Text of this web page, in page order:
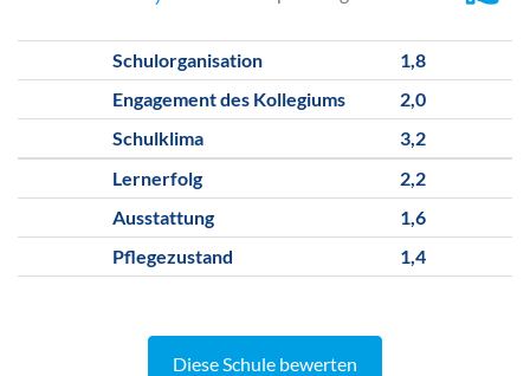
Schulorganisation
1,8
Engagement des Kollegiums
2,0
Schulklima
3,2
Lernerfolg
2,2
Ausstattung
1,6
Pflegezustand
1,4
Diese Schule bewerten